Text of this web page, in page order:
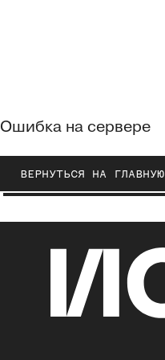
Ошибка на сервере
ВЕРНУТЬСЯ НА ГЛАВНУЮ